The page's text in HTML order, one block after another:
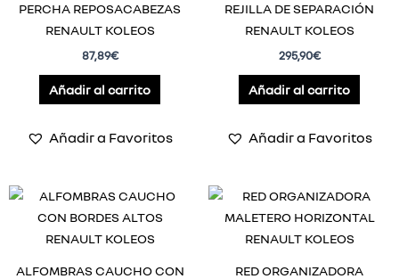
PERCHA REPOSACABEZAS
RENAULT KOLEOS
87,89€
Añadir al carrito
Añadir a Favoritos
REJILLA DE SEPARACIÓN
RENAULT KOLEOS
295,90€
Añadir al carrito
Añadir a Favoritos
ALFOMBRAS CAUCHO CON
RED ORGANIZADORA